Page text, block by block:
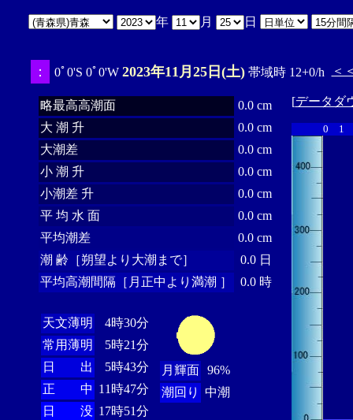
年 月 日
： 0ﾟ0'S 0ﾟ0'W 2023年11月25日(土)帯域時 12+0/h ＜
略最高高潮面
0.0 cm
大 潮 升
0.0 cm
大潮差
0.0 cm
小 潮 升
0.0 cm
小潮差 升
0.0 cm
平 均 水 面
0.0 cm
平均潮差
0.0 cm
潮 齢［朔望より大潮まで］
0.0 日
平均高潮間隔［月正中より満潮 ］
0.0 時
天文薄明
4時30分
常用薄明
5時21分
日 出
5時43分
正 中 11時47分
日 没 17時51分
月輝面
96%
潮回り
中潮
[データダ
0 1